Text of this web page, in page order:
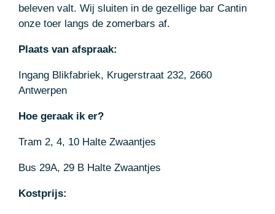
beleven valt. Wij sluiten in de gezellige bar Cantin
onze toer langs de zomerbars af.
Plaats van afspraak:
Ingang Blikfabriek, Krugerstraat 232, 2660
Antwerpen
Hoe geraak ik er?
Tram 2, 4, 10 Halte Zwaantjes
Bus 29A, 29 B Halte Zwaantjes
Kostprijs: